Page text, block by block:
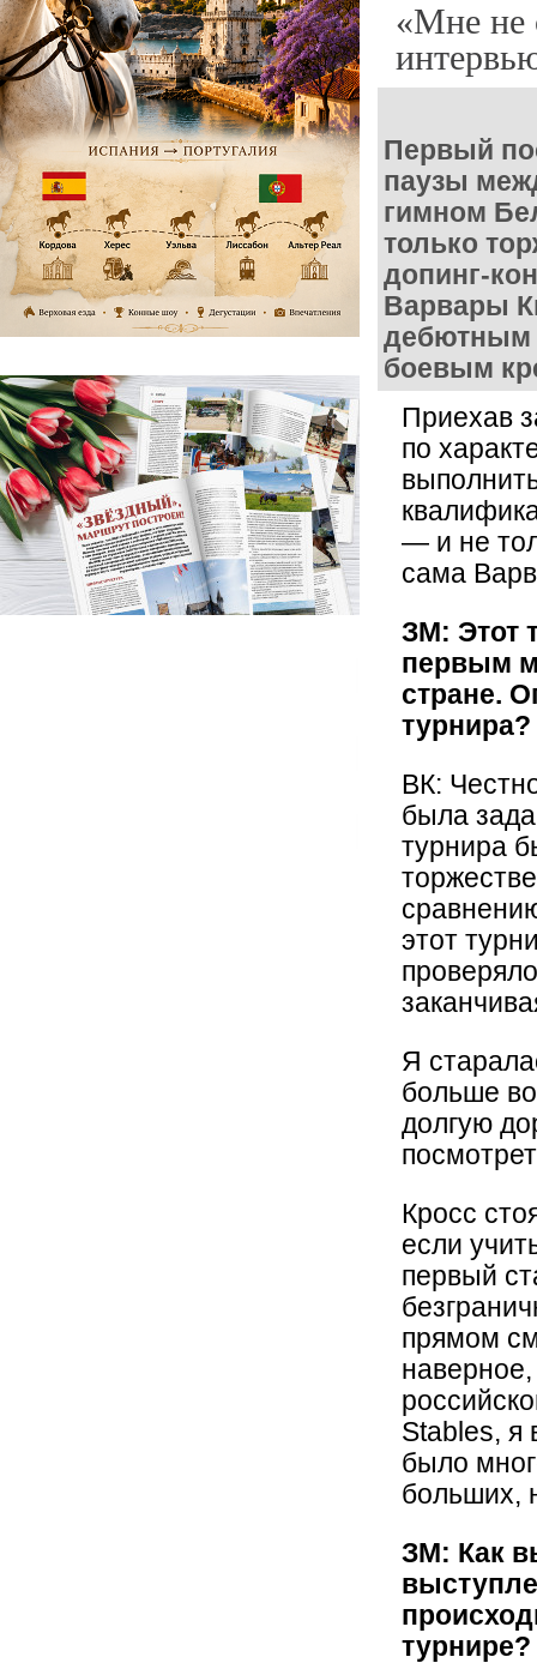
«Мне не
Первый
паузы
гимном
только
допинг-
Варвары
дебютным
боевым
Приехав
по
— и не
сама
ЗМ: Этот
первым
стране.
турнира?
ВК:
была
турнира
этот
Я
больше
долгую
Кросс
если
первый
прямом
Stables, я
было
больших,
ЗМ: Как